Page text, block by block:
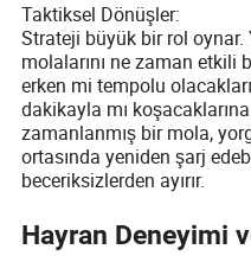
Taktiksel Dönüşler:
Strateji büyük bir rol oynar.
molalarını ne zaman etkili
erken mi tempolu
dakikayla mı
zamanlanmış bir mola,
ortasında yeniden şarj
beceriksizlerden ayırır.
Hayran Deneyimi